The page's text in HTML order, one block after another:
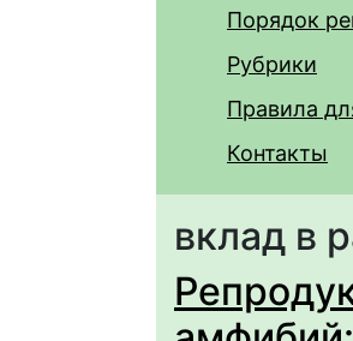
Порядок
Рубрики
Правила
Контакты
вклад в